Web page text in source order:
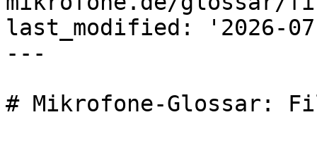
last_modified: '2026-
---
# Mikrofone-Glossar: